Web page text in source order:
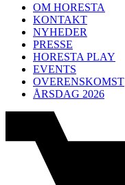
OM HORESTA
KONTAKT
NYHEDER
PRESSE
HORESTA PLAY
EVENTS
OVERENSKOMST
ÅRSDAG 2026